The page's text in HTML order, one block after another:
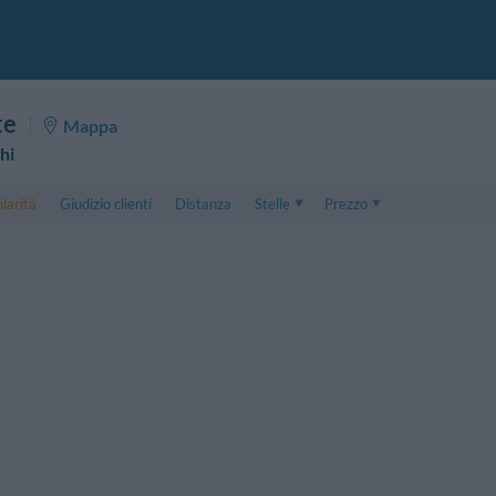
Mappa
Giudizio clienti Distanza
Stelle
Prezzo